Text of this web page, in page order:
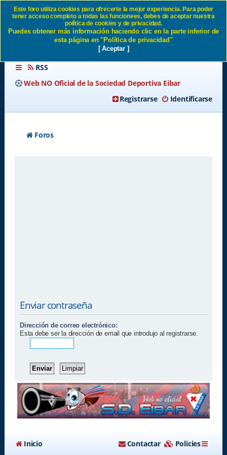
Enviar contraseña SD Eibar
RSS
Web NO Oficial de la Sociedad Deportiva Eibar
Identificarse
Registrarse
Foros
Enviar contraseña
Dirección de correo electrónico:
Esta debe ser la dirección de email que introdujo al registrarse.
Este foro utiliza cookies para ofrecerte la mejor experiencia. Para poder
tener acceso completo a todas las funcionees, debes de aceptar nuestra
política de cookies y de privacidad.
Puedes obtener más información haciendo clic en la parte inferior de
esta página en "Política de privacidad"
[ Aceptar ]
Inicio Policies
Contactar